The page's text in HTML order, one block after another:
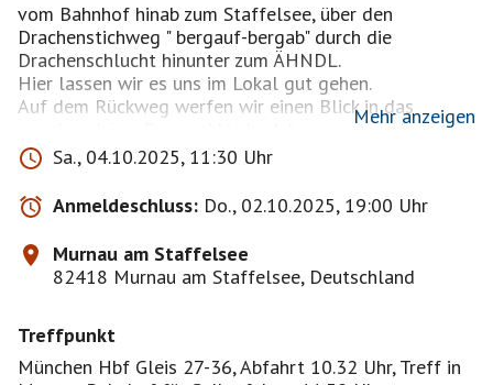
vom Bahnhof hinab zum Staffelsee, über den
Drachenstichweg " bergauf-bergab" durch die
Drachenschlucht hinunter zum ÄHNDL.
Hier lassen wir es uns im Lokal gut gehen.
Auf dem Rückweg werfen wir einen Blick in das
wunderschöne Ramsachkircherl, bevor es wieder
bergauf und dann über die Kottmüller-Allee zurück
zum Bahnhof geht.
Unser lieber Gerald wird die Josefs-Tradition
HIRSCHKUSS aufrecht erhalten,
viiiielen Dank !
schon etwas Trittsicherheit und festes Schuhwerk
erforderlich.
Mehr anzeigen
Sa., 04.10.2025, 11:30 Uhr
Anmeldeschluss: Do., 02.10.2025, 19:00 Uhr
Murnau am Staffelsee
82418 Murnau am Staffelsee, Deutschland
Treffpunkt
München Hbf Gleis 27-36, Abfahrt 10.32 Uhr, Treff in